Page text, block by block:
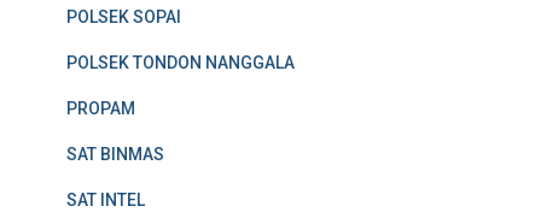
POLSEK SOPAI
POLSEK TONDON NANGGALA
PROPAM
SAT BINMAS
SAT INTEL